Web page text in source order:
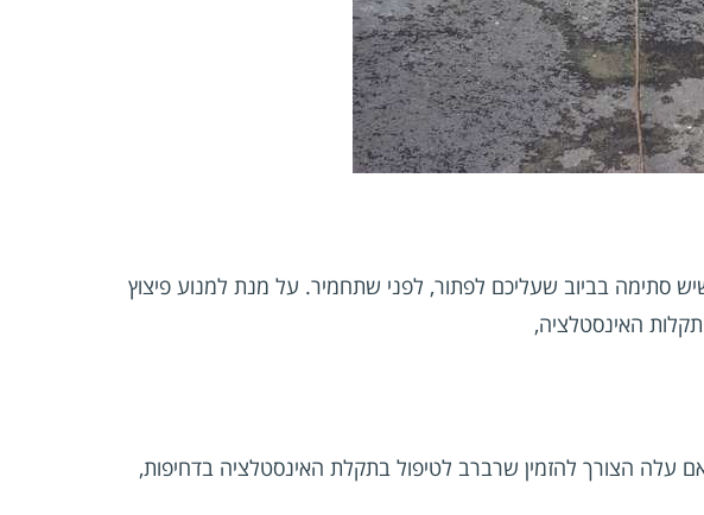
סתימה בביוב שעליכם לפתור, לפני שתחמיר. על מנת למנוע פיצוץ
האינסטלציה,
בהקדם האפשרי ובאופן מידי, 24 שעות ביממה 7 ימים בשבוע. אם עלה הצורך להזמין שרברב לטיפול בתקלת האינסטלציה בדחיפות,